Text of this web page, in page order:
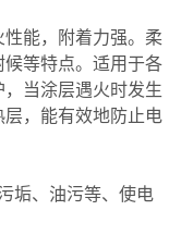
能，附着力强。柔
等特点。适用于各
当涂层遇火时发生
，能有效地防止电
垢、油污等、使电